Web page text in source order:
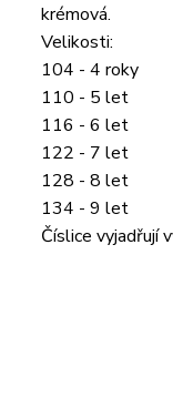
krémová.
Velikosti:
104 - 4 roky
110 - 5 let
116 - 6 let
122 - 7 let
128 - 8 let
134 - 9 let
Číslice vyjadřují